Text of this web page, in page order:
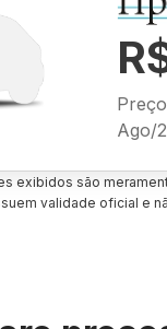
Ago/
exibidos são
validade oficial e